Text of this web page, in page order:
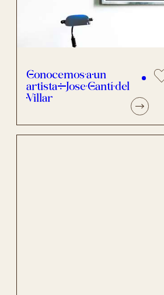
Conocemos a un
artista: Jose Cantí del
Villar